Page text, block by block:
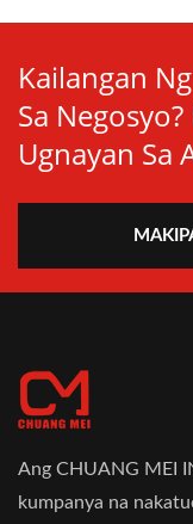
Kailangan
Sa
Ugnayan Sa
Ang CHUANG MEI
kumpanya na